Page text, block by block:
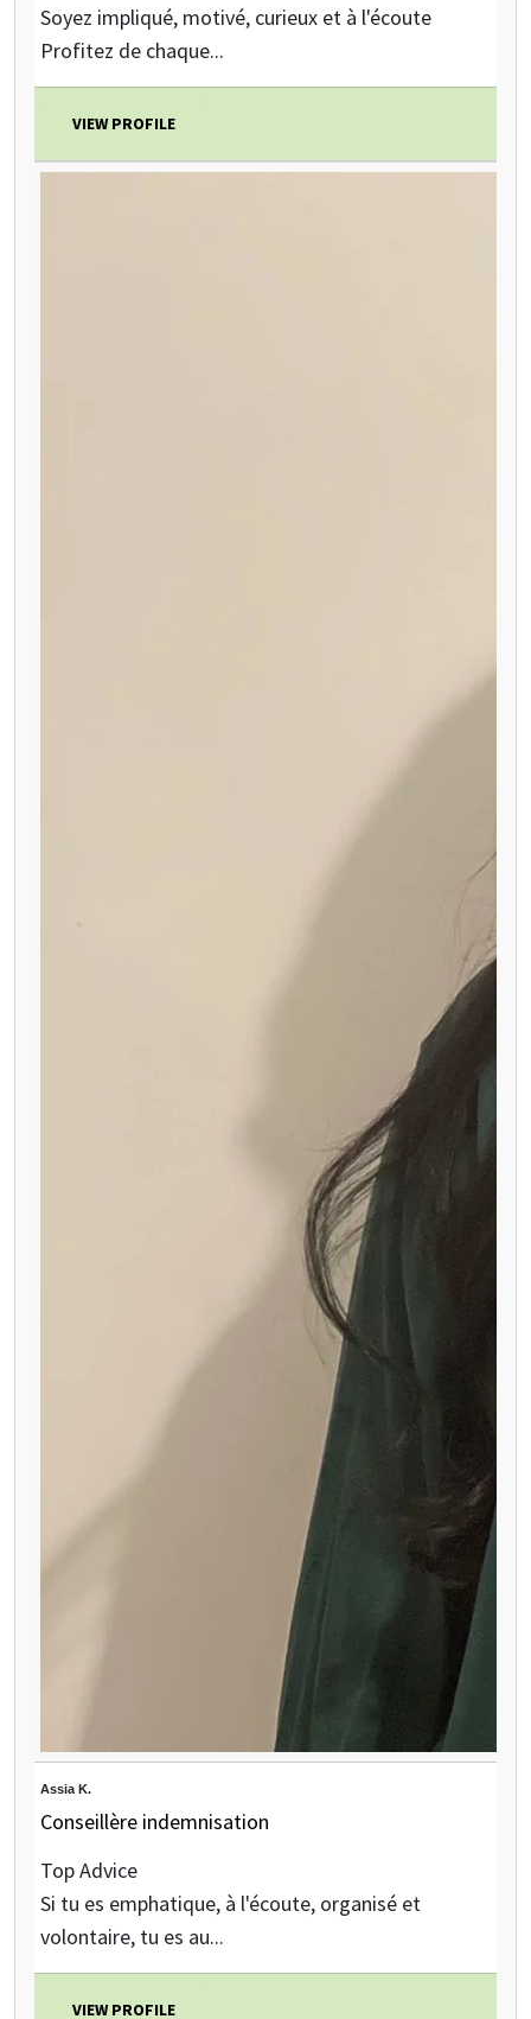
Soyez impliqué, motivé, curieux et à l'écoute
Profitez de chaque...
VIEW PROFILE
Assia K.
Conseillère indemnisation
Top Advice
Si tu es emphatique, à l'écoute, organisé et
volontaire, tu es au...
VIEW PROFILE